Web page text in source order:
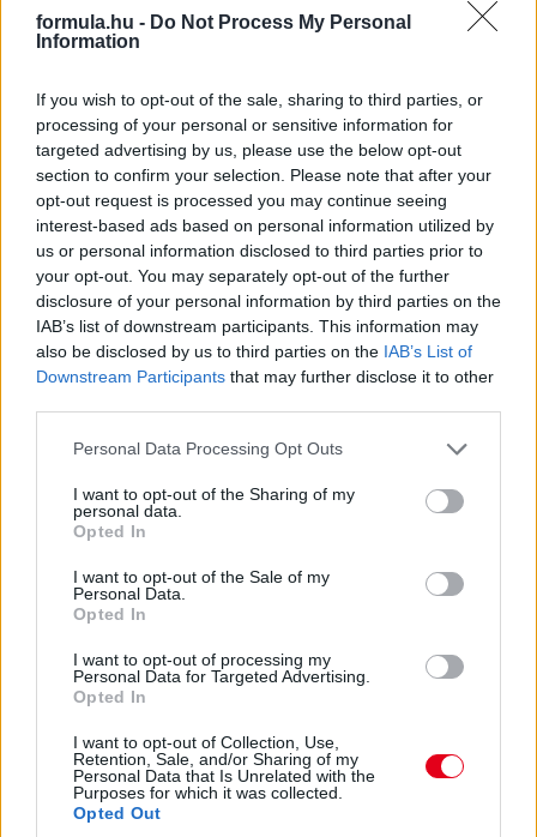
formula.hu - Do Not Process My Personal
Information
If you wish to opt-out of the sale, sharing to third parties, or
processing of your personal or sensitive information for
targeted advertising by us, please use the below opt-out
section to confirm your selection. Please note that after your
opt-out request is processed you may continue seeing
interest-based ads based on personal information utilized by
us or personal information disclosed to third parties prior to
your opt-out. You may separately opt-out of the further
disclosure of your personal information by third parties on the
IAB’s list of downstream participants. This information may
also be disclosed by us to third parties on the IAB’s List of
Downstream Participants that may further disclose it to other
Please note that this website/app uses one or more Google
not limited to your visit or usage behaviour. You may click to
grant or deny consent to Google and its third-party tags to
use your data for below specified purposes in below Google
consent section.
Personal Data Processing Opt Outs
I want to opt-out of the Sharing of my
personal data.
Opted In
I want to opt-out of the Sale of my
Personal Data.
Opted In
I want to opt-out of processing my
Personal Data for Targeted Advertising.
Opted In
I want to opt-out of Collection, Use,
Retention, Sale, and/or Sharing of my
Personal Data that Is Unrelated with the
Purposes for which it was collected.
Opted Out
"Mintha kormányszervó nélkül vezetnék" - jelenti Verstappen a
hátránya Gaslyval szemben.
07:34
A 10. helyért is megy egy csata: Hadjar próbálná támadni az
utolsó pontszerző helyért Lindbladot.
07:32
Antonelli a 11. körben végre átrágta magát Norrison, feljött a
negyedik helyre. Nem szakadt le még túlzottan amúgy a 3-5.
helyezett az élkettősről: Leclerc 2,2 másodpercre csak
Russelltől. Szóval Antonelli esélyeit sem kell még teljesen leírni.
nyolc-kilenc tized a lemaradása. De a visszajátszásból kiderült,
hogy az az előzés is annak volt köszönhető, hogy a sikán előtt
a 130R-ből kijövet annyira visszalassultak már, hogy a jobb
töltöttség miatt kénytelen volt előzni a mercedeses - amire
aztán ráfaragott a következő egyenesben... Értjük már, miről
beszélnek Verstappenék?...
"Csata" az élen! Russell a sikán előtt megelőzi Piastrit,
aki azonban a célegyenesben visszaveszi tőle a
vezetést.